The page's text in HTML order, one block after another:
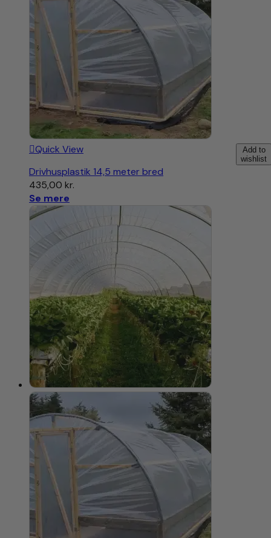
Add to
wishlist
Quick View
Drivhusplastik 14,5 meter bred
435,00 kr.
Se mere